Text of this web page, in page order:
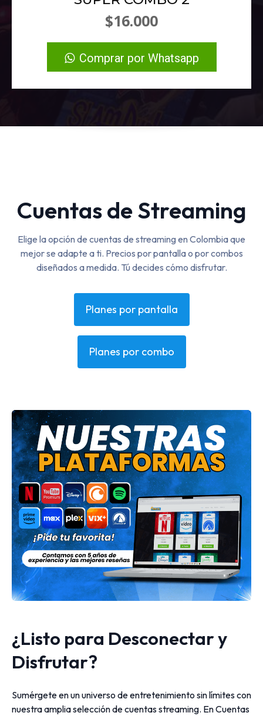
$16.000
Comprar por Whatsapp
Cuentas de Streaming
Elige la opción de cuentas de streaming en Colombia que
mejor se adapte a ti. Precios por pantalla o por combos
diseñados a medida. Tú decides cómo disfrutar.
Planes por pantalla
Planes por combo
¿Listo para Desconectar y
Disfrutar?
Sumérgete en un universo de entretenimiento sin límites con
nuestra amplia selección de cuentas streaming. En Cuentas